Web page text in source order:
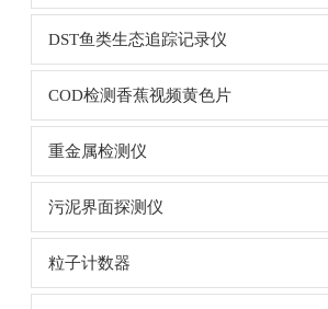
DST鱼类生态追踪记录仪
COD检测香蕉视频黄色片
重金属检测仪
污泥界面探测仪
粒子计数器